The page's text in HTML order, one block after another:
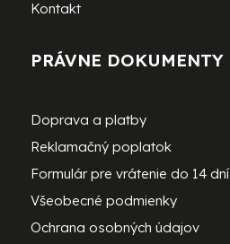
Kontakt
PRÁVNE DOKUMENTY
Doprava a platby
Reklamačný poplatok
Formulár pre vrátenie do 14 dní
Všeobecné podmienky
Ochrana osobných údajov